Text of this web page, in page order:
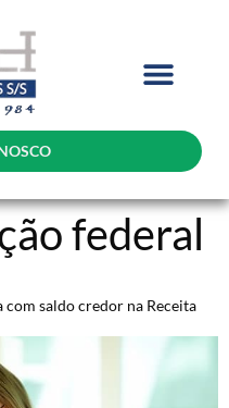
federal
com saldo credor na Receita